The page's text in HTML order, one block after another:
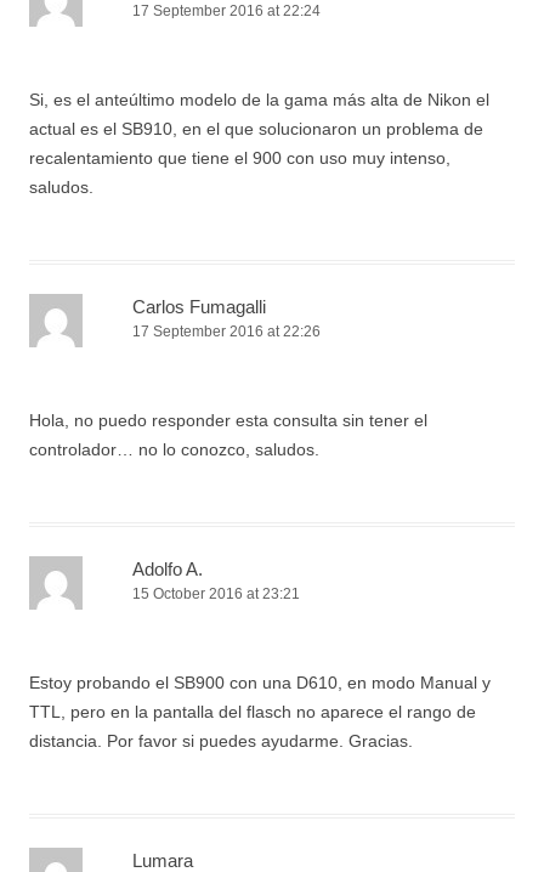
17 September 2016 at 22:24
Si, es el anteúltimo modelo de la gama más alta de Nikon el
actual es el SB910, en el que solucionaron un problema de
recalentamiento que tiene el 900 con uso muy intenso,
saludos.
Carlos Fumagalli
17 September 2016 at 22:26
Hola, no puedo responder esta consulta sin tener el
controlador… no lo conozco, saludos.
Adolfo A.
15 October 2016 at 23:21
Estoy probando el SB900 con una D610, en modo Manual y
TTL, pero en la pantalla del flasch no aparece el rango de
distancia. Por favor si puedes ayudarme. Gracias.
Lumara